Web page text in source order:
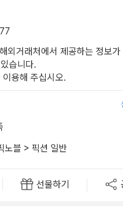
외거래처에서 제공하는 정보가
습니다.
이용해 주십시오.
노블 > 픽션 일반
선물하기